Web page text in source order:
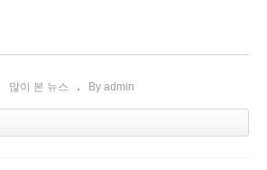
많이 본 뉴스 By admin